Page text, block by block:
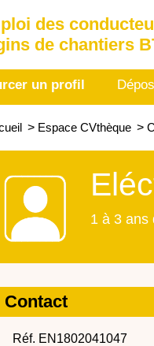
des
de chantiers
un profil
> Espace CVthèque >
1 à 3 ans
Contact
Réf. EN1802041047